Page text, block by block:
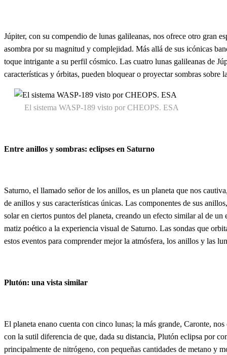
Júpiter, con su compendio de lunas galileanas, nos ofrece otro gran
asombra por su magnitud y complejidad. Más allá de sus icónicas
toque intrigante a su perfil cósmico. Las cuatro lunas galileanas de
características y órbitas, pueden bloquear o proyectar sombras sobre
El sistema WASP-189 visto por CHEOPS. ESA
Entre anillos y sombras: eclipses en Saturno
Saturno, el llamado señor de los anillos, es un planeta que nos
de anillos y sus características únicas. Las componentes de sus
solar en ciertos puntos del planeta, creando un efecto similar al de
matiz poético a la experiencia visual de Saturno. Las sondas que
estos eventos para comprender mejor la atmósfera, los anillos y las
Plutón: una vista similar
El planeta enano cuenta con cinco lunas; la más grande, Caronte,
con la sutil diferencia de que, dada su distancia, Plutón eclipsa por
principalmente de nitrógeno, con pequeñas cantidades de metano y